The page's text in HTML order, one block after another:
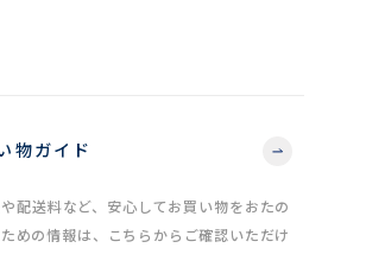
物ガイド
配送料など、安心してお買い物をおたの
めの情報は、こちらからご確認いただけ